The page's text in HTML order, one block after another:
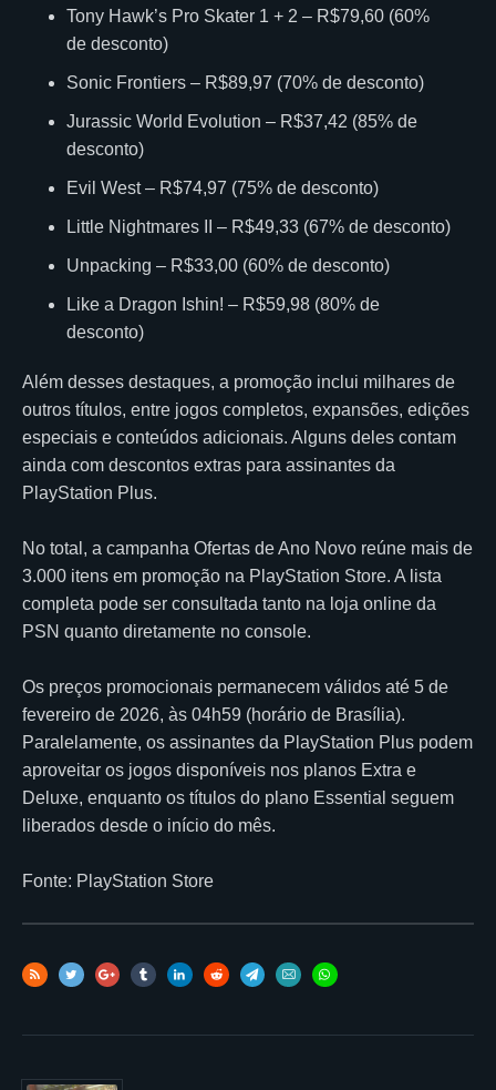
Tony Hawk’s Pro Skater 1 + 2 – R$79,60 (60%
de desconto)
Sonic Frontiers – R$89,97 (70% de desconto)
Jurassic World Evolution – R$37,42 (85% de
desconto)
Evil West – R$74,97 (75% de desconto)
Little Nightmares II – R$49,33 (67% de desconto)
Unpacking – R$33,00 (60% de desconto)
Like a Dragon Ishin! – R$59,98 (80% de
desconto)
Além desses destaques, a promoção inclui milhares de
outros títulos, entre jogos completos, expansões, edições
especiais e conteúdos adicionais. Alguns deles contam
ainda com descontos extras para assinantes da
PlayStation Plus.
No total, a campanha Ofertas de Ano Novo reúne mais de
3.000 itens em promoção na PlayStation Store. A lista
completa pode ser consultada tanto na loja online da
PSN quanto diretamente no console.
Os preços promocionais permanecem válidos até 5 de
fevereiro de 2026, às 04h59 (horário de Brasília).
Paralelamente, os assinantes da PlayStation Plus podem
aproveitar os jogos disponíveis nos planos Extra e
Deluxe, enquanto os títulos do plano Essential seguem
liberados desde o início do mês.
Fonte: PlayStation Store